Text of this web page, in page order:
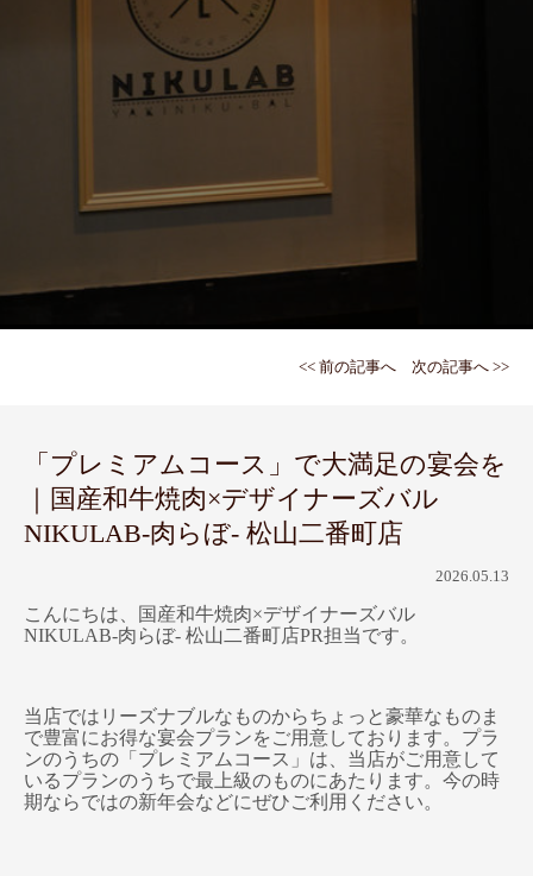
<< 前の記事へ 次の記事へ >>
「プレミアムコース」で大満足の宴会を
｜国産和牛焼肉×デザイナーズバル
NIKULAB-肉らぼ- 松山二番町店
2026.05.13
こんにちは、国産和牛焼肉×デザイナーズバル
NIKULAB-肉らぼ- 松山二番町店PR担当です。
当店ではリーズナブルなものからちょっと豪華なものま
で豊富にお得な宴会プランをご用意しております。プラ
ンのうちの「プレミアムコース」は、当店がご用意して
いるプランのうちで最上級のものにあたります。今の時
期ならではの新年会などにぜひご利用ください。